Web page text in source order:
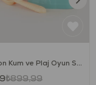
LC Somon Kum ve Plaj Oyun Seti
₺899,99